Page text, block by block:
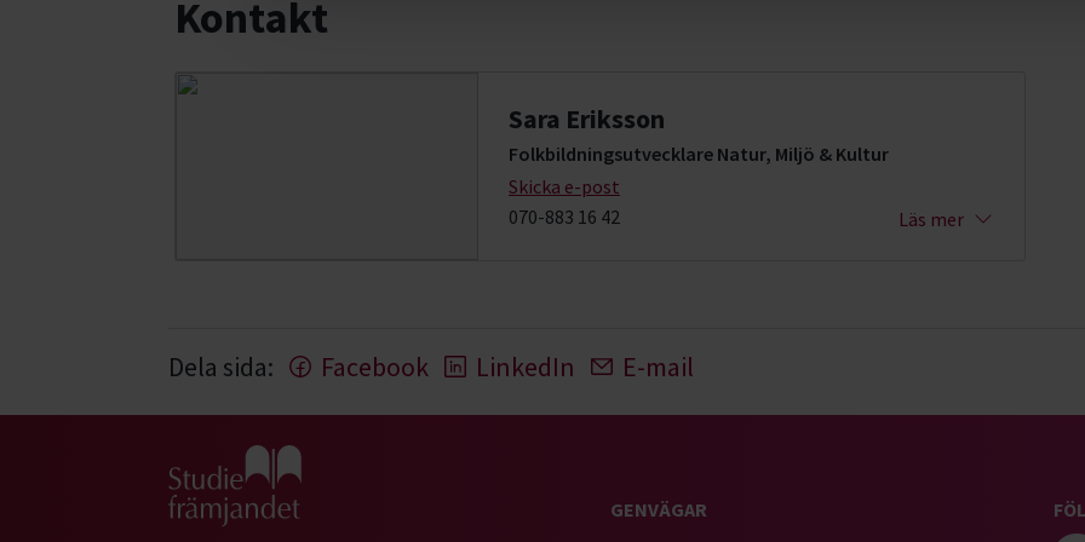
Kontakt
Sara Eriksson
Folkbildningsutvecklare Natur, Miljö & Kultur
Skicka e-post
070-883 16 42
Läs mer
Dela sida: Facebook LinkedIn E-mail
Gå till studiefrämjandets startsida
GENVÄGAR